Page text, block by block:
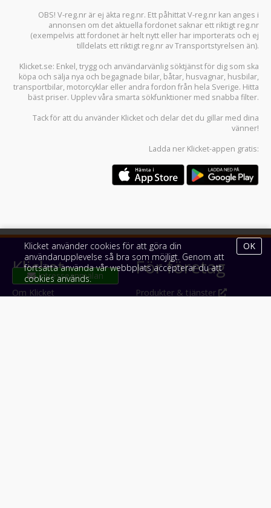
OBS! V-reg.nr är ej äkta reg.nr. Ett påhittat V-reg.nr kan anges i
annonsen om det aktuella fordonet saknar ett riktigt reg.nr
(exempelvis att fordonet är helt nytt eller har importerats och ej
tilldelats ett riktigt reg.nr av Transportstyrelsen än).
Klicket.se: Enkel, trygg och användarvänlig söktjänst för dig som ska
köpa och sälja nya och begagnade bilar, båtar, husvagnar, husbilar,
transportbilar, motorcyklar eller andra fordon från hela Sverige. Hitta
bäst priser. Upplev våra smarta sökfunktioner med snabba filter.
Tack för att du använder Klicket och delar det du gillar med dina
vänner!
Ladda ner Klicket-appen gratis:
Klicket
Om Klicket
För företag
Produkter & tjänster
Klicket använder cookies för att göra din
användarupplevelse så bra som möjligt. Genom att
fortsätta använda vår webbplats accepterar du att
cookies används.
OK